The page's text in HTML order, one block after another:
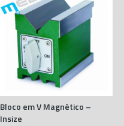
Bloco em V Magnético –
Insize